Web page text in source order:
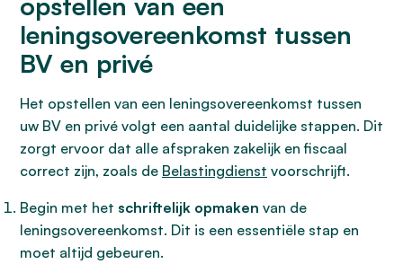
leningsovereenkomst tussen
BV en privé
Het opstellen van een leningsovereenkomst tussen
uw BV en privé volgt een aantal duidelijke stappen. Dit
zorgt ervoor dat alle afspraken zakelijk en fiscaal
correct zijn, zoals de Belastingdienst voorschrijft.
Begin met het schriftelijk opmaken van de
leningsovereenkomst. Dit is een essentiële stap en
moet altijd gebeuren.